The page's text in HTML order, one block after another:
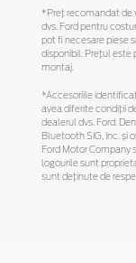
*Preţ recomandat de
dvs. Ford pentru
pot fi necesare piese
disponibil. Preţul este
montaj.
*Accesoriile
avea diferite condiții
dealerul dvs. Ford.
Bluetooth SIG, Inc. și
Ford Motor Company
logourile sunt
sunt deținute de